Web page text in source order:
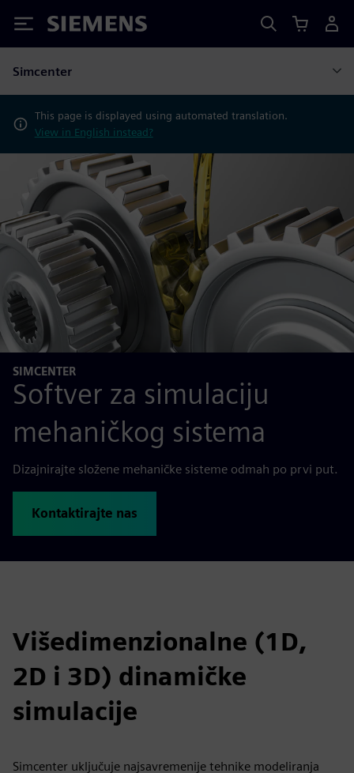
Siemens
Simcenter
This page is displayed using automated translation.
View in English instead?
SIMCENTER
Softver za simulaciju
mehaničkog sistema
Dizajnirajte složene mehaničke sisteme odmah po prvi put.
Kontaktirajte nas
Višedimenzionalne (1D,
2D i 3D) dinamičke
simulacije
Simcenter uključuje najsavremenije tehnike modeliranja